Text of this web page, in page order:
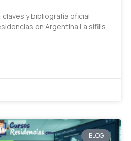
claves y bibliografía oficial
en Argentina La sífilis
BLOG